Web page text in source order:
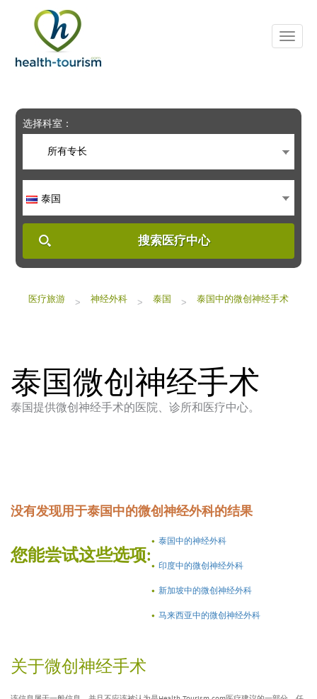
includes
system.
选择科室：
所有专长
泰国
搜索医疗中心
医疗旅游 > 神经外科 > 泰国 > 泰国中的微创神经手术
泰国微创神经手术
泰国提供微创神经手术的医院、诊所和医疗中心。
没有发现用于泰国中的微创神经外科的结果
您能尝试这些选项:
泰国中的神经外科
印度中的微创神经外科
新加坡中的微创神经外科
马来西亚中的微创神经外科
关于微创神经手术